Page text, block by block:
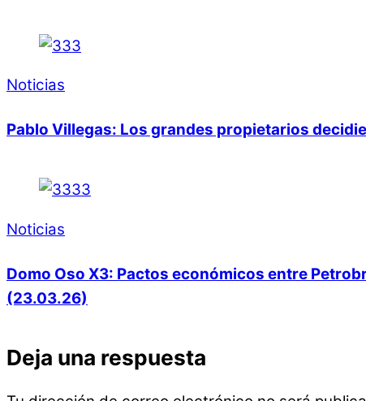
Noticias
Pablo Villegas: Los grandes propietarios
Noticias
Domo Oso X3: Pactos económicos entre
(23.03.26)
Deja una respuesta